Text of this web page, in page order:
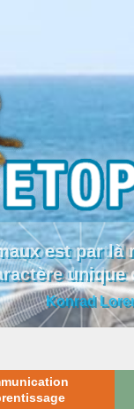
est par là
unique
Konrad